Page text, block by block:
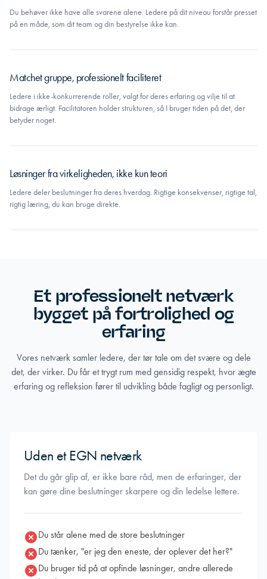
Du behøver ikke have alle svarene alene. Ledere på dit niveau forstår presset
på en måde, som dit team og din bestyrelse ikke kan.
Matchet gruppe, professionelt faciliteret
Ledere i ikke-konkurrerende roller, valgt for deres erfaring og vilje til at
bidrage ærligt. Facilitatoren holder strukturen, så I bruger tiden på det, der
betyder noget.
Løsninger fra virkeligheden, ikke kun teori
Ledere deler beslutninger fra deres hverdag. Rigtige konsekvenser, rigtige tal,
rigtig læring, du kan bruge direkte.
Et professionelt netværk
bygget på fortrolighed og
erfaring
Vores netværk samler ledere, der tør tale om det svære og dele
det, der virker. Du får et trygt rum med gensidig respekt, hvor ægte
erfaring og refleksion fører til udvikling både fagligt og personligt.
Uden et EGN netværk
Det du går glip af, er ikke bare råd, men de erfaringer, der
kan gøre dine beslutninger skarpere og din ledelse lettere.
Du står alene med de store beslutninger
Du tænker, "er jeg den eneste, der oplever det her?"
Du bruger tid på at opfinde løsninger, andre allerede